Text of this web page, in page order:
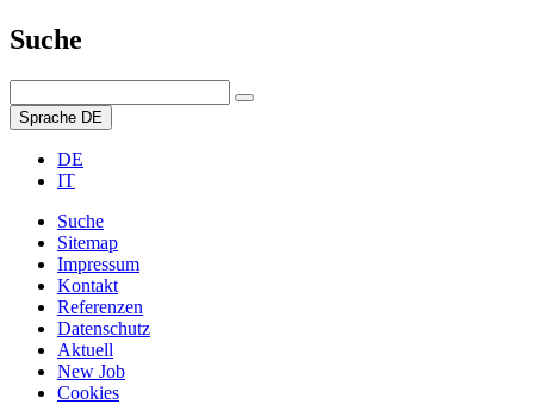
Suche
Sprache DE
DE
IT
Suche
Sitemap
Impressum
Kontakt
Referenzen
Datenschutz
Aktuell
New Job
Cookies